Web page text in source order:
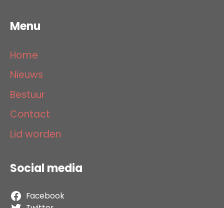
Menu
Home
Nieuws
Bestuur
Contact
Lid worden
Social media
Facebook